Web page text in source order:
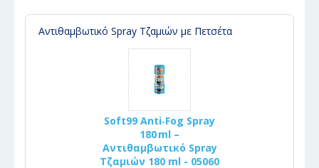
Αντιθαμβωτικό Spray Τζαμιών με Πετσέτα
Soft99 Anti‑Fog Spray
180 ml –
Αντιθαμβωτικό Spray
Τζαμιών 180 ml - 05060